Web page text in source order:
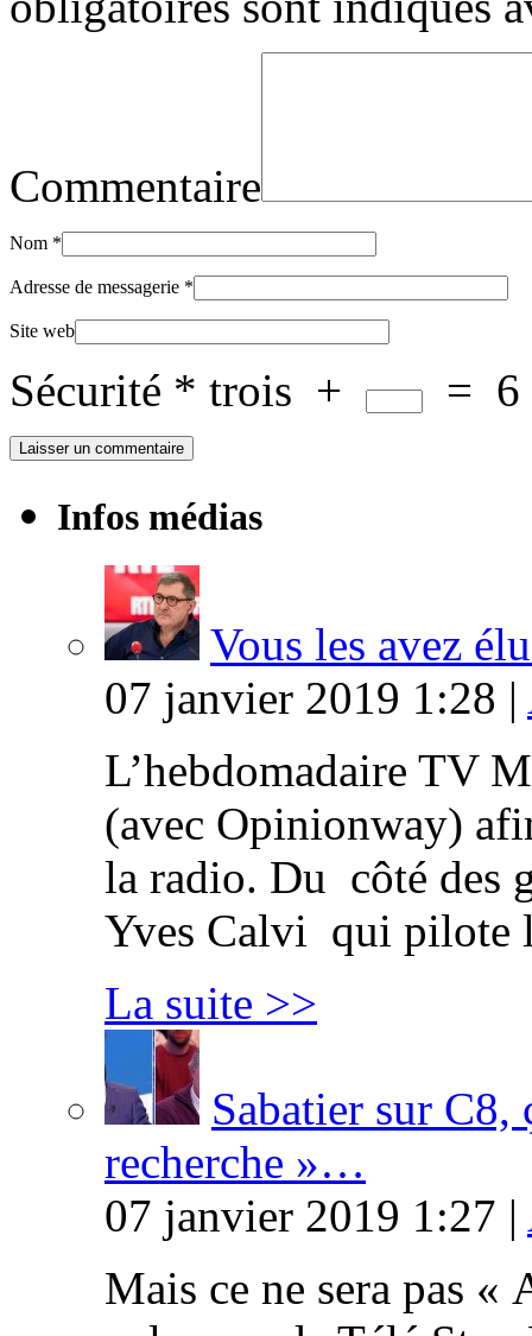
Commentaire
Nom *
Adresse de messagerie *
Site web
Sécurité * trois + = 6
Infos médias
Vous les avez
07 janvier 2019 1:28 |
L’hebdomadaire TV
(avec Opinionway)
la radio. Du côté des
Yves Calvi qui
La suite >>
Sabatier sur C8,
recherche »…
07 janvier 2019 1:27 |
Mais ce ne sera pas «